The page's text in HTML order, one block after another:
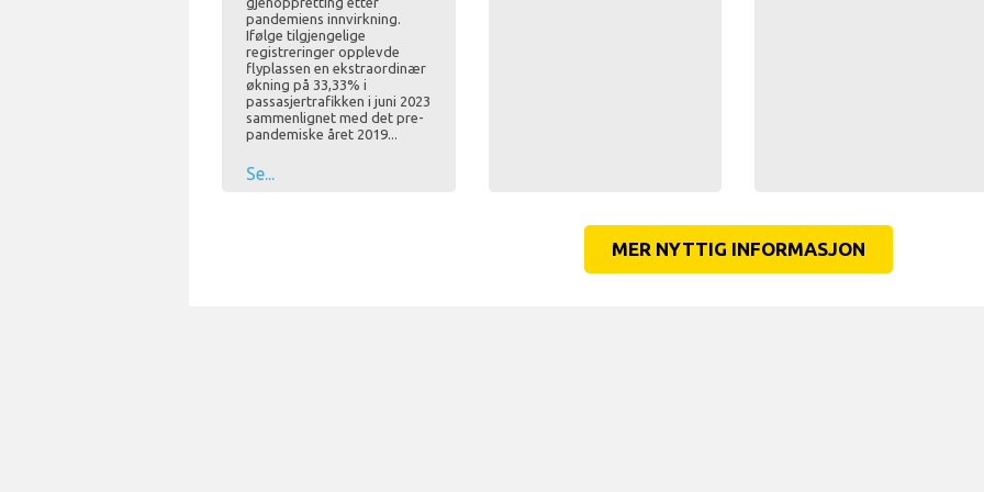
pandemiens innvirkning.
Ifølge tilgjengelige
registreringer opplevde
flyplassen en ekstraordinær
økning på 33,33% i
passasjertrafikken i juni 2023
sammenlignet med det pre-
pandemiske året 2019...
Se...
MER NYTTIG INFORMASJON